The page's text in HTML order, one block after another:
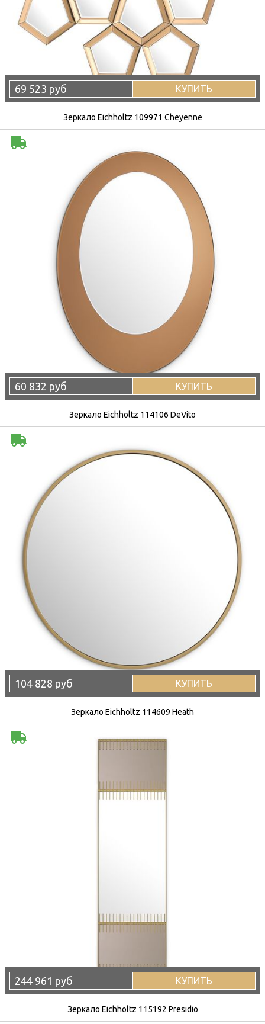
69 523 руб КУПИТЬ
Зеркало Eichholtz 109971 Cheyenne
60 832 руб КУПИТЬ
Зеркало Eichholtz 114106 DeVito
104 828 руб КУПИТЬ
Зеркало Eichholtz 114609 Heath
244 961 руб КУПИТЬ
Зеркало Eichholtz 115192 Presidio